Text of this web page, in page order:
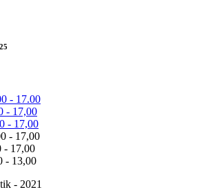
- 17.00
- 17,00
- 17,00
- 17,00
- 17,00
- 13,00
- 2021